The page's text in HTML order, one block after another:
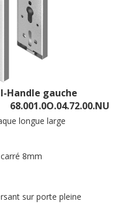
Handle gauche
68.001.0O.04.72.00.NU
longue large
8mm
sur porte pleine